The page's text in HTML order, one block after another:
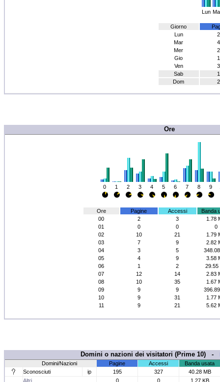
Lun
Giorno
Lun
Mar
Mer
Gio
Ven
Sab
Dom
Ore
0 1 2 3 4 5 6 7 8 9
Ore Pagine Accessi
Banda
00
2 3
1.78
01
0 0
0
02
10 21
1.79
03
7 9
2.82
04
3 5
05
4 9
3.58
06
1 2
29.55
07
12 14
2.83
08
10 35
1.67
09
9 9
10
9 31
1.77
11
9 21 5.62
Domini o nazioni dei visitatori (Prime 10) -
Domini/Nazioni
Pagine Accessi
Banda usata
Sconosciuti
ip 195 327
40.28 MB
Altri
0 0 1.27 KB